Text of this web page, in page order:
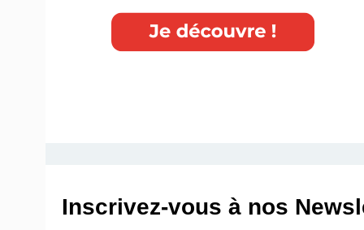
Inscrivez-vous à nos